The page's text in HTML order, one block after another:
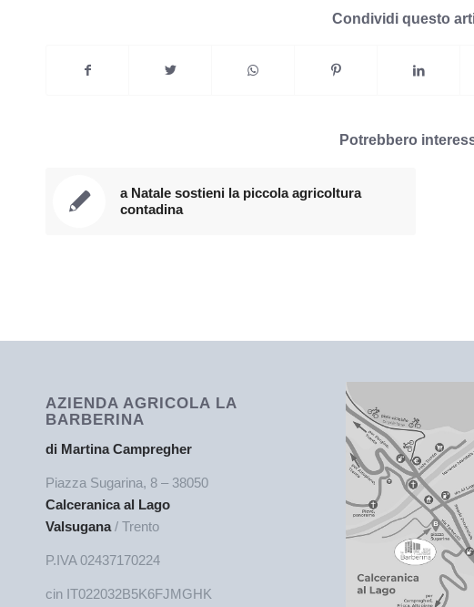
Condividi questo
Potrebbero
a Natale sostieni la piccola agricoltura
contadina
AZIENDA AGRICOLA LA
BARBERINA
di Martina Campregher
Piazza Sugarina, 8 – 38050
Calceranica al Lago
Valsugana/ Trento
P.IVA 02437170224
cin IT022032B5K6FJMGHK